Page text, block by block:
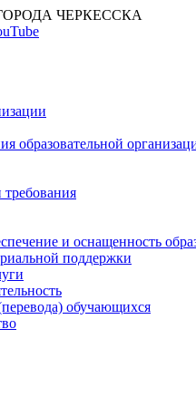
образовательной
требования
и оснащенность
поддержки
обучающихся